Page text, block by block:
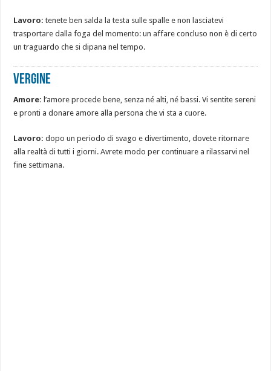
Lavoro: tenete ben salda la testa sulle spalle e non lasciatevi
trasportare dalla foga del momento: un affare concluso non è di certo
un traguardo che si dipana nel tempo.
Vergine
Amore: l’amore procede bene, senza né alti, né bassi. Vi sentite sereni
e pronti a donare amore alla persona che vi sta a cuore.
Lavoro: dopo un periodo di svago e divertimento, dovete ritornare
alla realtà di tutti i giorni. Avrete modo per continuare a rilassarvi nel
fine settimana.